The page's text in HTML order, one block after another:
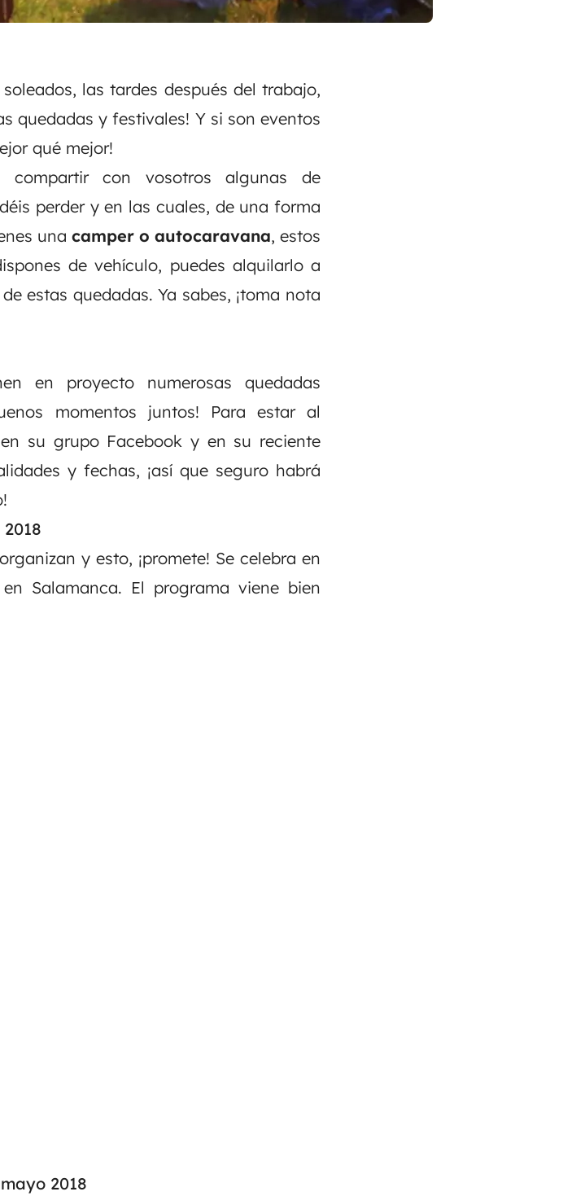
las tardes después del trabajo,
quedadas y festivales! Y si son eventos
qué mejor!
con vosotros algunas de
perder y en las cuales, de una forma
una camper o autocaravana, estos
de vehículo, puedes alquilarlo a
estas quedadas. Ya sabes, ¡toma nota
en proyecto numerosas quedadas
momentos juntos! Para estar al
su grupo Facebooky en su reciente
y fechas, ¡así que seguro habrá
y esto, ¡promete! Se celebra en
Salamanca. El programa viene bien
2018